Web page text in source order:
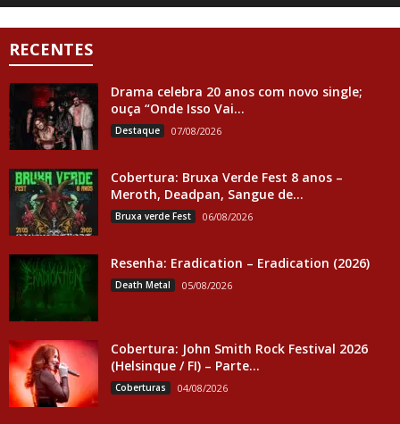
RECENTES
Drama celebra 20 anos com novo single;
ouça “Onde Isso Vai...
Destaque 07/08/2026
Cobertura: Bruxa Verde Fest 8 anos –
Meroth, Deadpan, Sangue de...
Bruxa verde Fest 06/08/2026
Resenha: Eradication – Eradication (2026)
Death Metal 05/08/2026
Cobertura: John Smith Rock Festival 2026
(Helsinque / FI) – Parte...
Coberturas 04/08/2026